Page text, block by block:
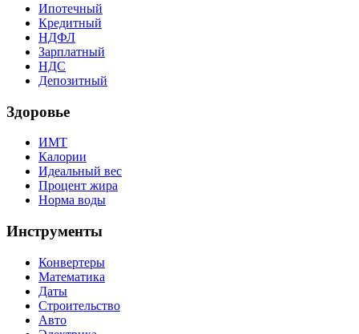
Ипотечный
Кредитный
НДФЛ
Зарплатный
НДС
Депозитный
Здоровье
ИМТ
Калории
Идеальный вес
Процент жира
Норма воды
Инструменты
Конвертеры
Математика
Даты
Строительство
Авто